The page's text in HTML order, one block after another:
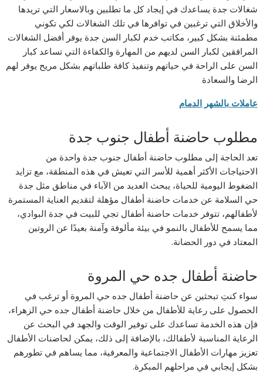
شغالات جدة يساعدك في إيجاد كل ما تطلبين وبالاسعار التي تريدها
والأخلاق التي ترغبين في توافرها في تلك الشغالات لكي تكوني
مطمئنة بشكل كبير، مكاتب خدم لكبار السن جدة يوفر أفضل الشغالات
المرافقين لكبار السن لديهم من المهارة والكفاءة التي تساعد كبار
السن على الراحة في حياتهم وتنفيذ كافة طلباتهم بشكل مريح يوفر لهم
الرضا والسعادة
عاملات بالشهر الدمام
مطلوب حاضنة أطفال جنوب جدة
تعد الحاجة إلى مطلوب حاضنة أطفال جنوب جدة واحدة من
الاحتياجات الأكثر أهمية للأسر التي تعيش في هذه المنطقة، مع تزايد
الضغوط اليومية للحياة، يبحث العديد من الآباء في مناطق مثل جدة
حي السلامة عن خدمات حاضنة أطفال مؤهلة لتقديم العناية المستمرة
لأطفالهم، تتوفر خدمات حاضنة أطفال تجي للبيت في جدة البوادي،
مما يسمح للأطفال بالنمو في بيئة مألوفة وآمنة بعيدًا عن الروتين
المعتاد في دور الحضانة.
حاضنة أطفال جده حي المروة
سواء كنتِ تبحثين عن حاضنة أطفال جده حي المروة أو ترغب في
الحصول على رعاية للأطفال من خلال حاضنة أطفال جده حي الزهراء،
فإن هذه الخدمة تساعدك على توفير الوقت والجهد في البحث عن
الرعاية المناسبة لأطفالك، بالإضافة إلى ذلك، يمكن لحاضنات الأطفال
تعزيز مهارات الأطفال الاجتماعية والمعرفية، مما يساهم في تطورهم
بشكل إيجابي في مراحلهم المبكرة.